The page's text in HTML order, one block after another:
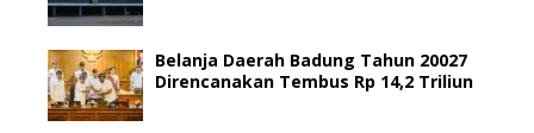
Belanja Daerah Badung Tahun 20027
Direncanakan Tembus Rp 14,2 Triliun